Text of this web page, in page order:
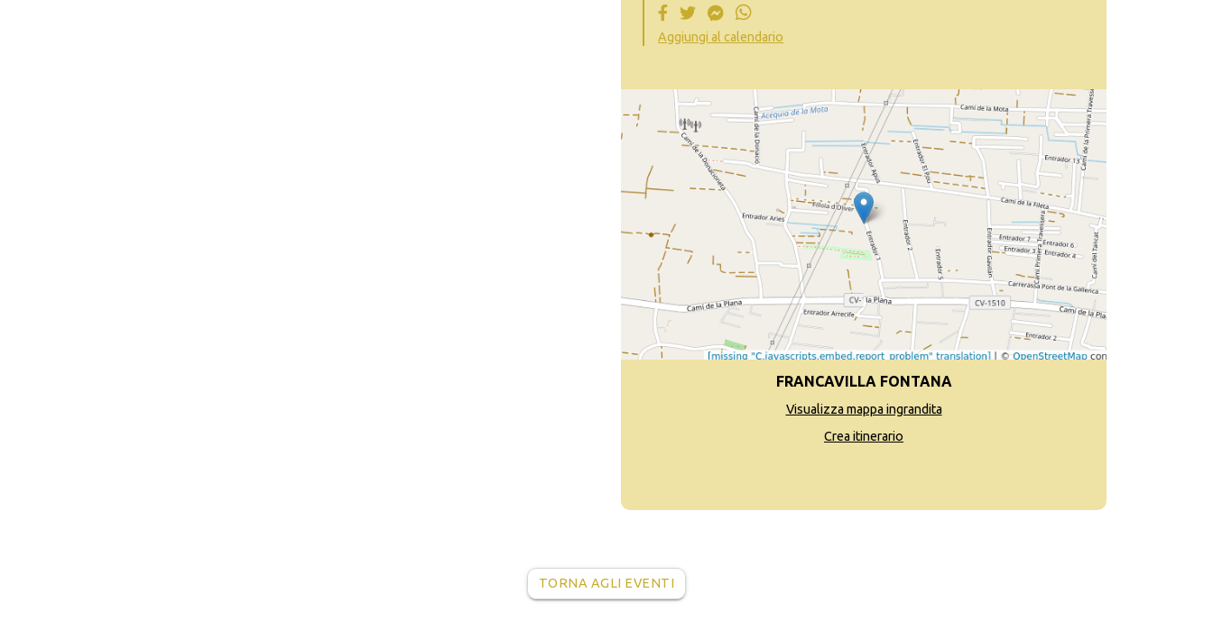
Aggiungi al calendario
FRANCAVILLA FONTANA
Visualizza mappa ingrandita
Crea itinerario
TORNA AGLI EVENTI